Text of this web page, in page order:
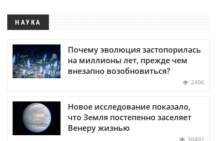
НАУКА
Почему эволюция застопорилась
на миллионы лет, прежде чем
внезапно возобновиться?
2496
Новое исследование показало,
что Земля постепенно заселяет
Венеру жизнью
36492